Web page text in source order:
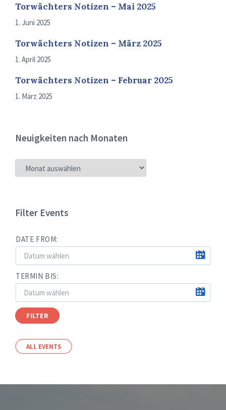
Torwächters Notizen – Mai 2025
1. Juni 2025
Torwächters Notizen – März 2025
1. April 2025
Torwächters Notizen – Februar 2025
1. März 2025
Neuigkeiten nach Monaten
NEUIGKEITEN
NACH
Filter Events
DATE FROM:
TERMIN BIS:
FILTER
ALL EVENTS